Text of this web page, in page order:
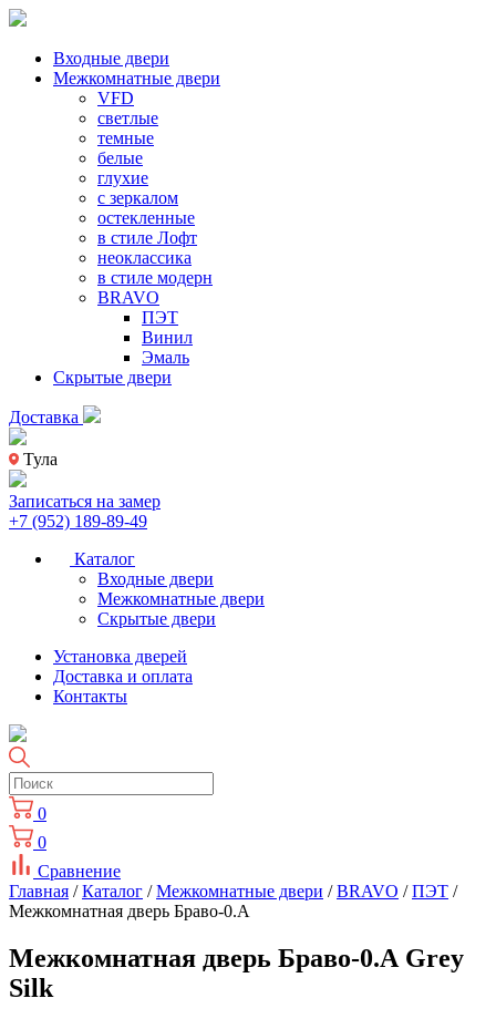
Входные двери
Межкомнатные двери
VFD
светлые
темные
белые
глухие
с зеркалом
остекленные
в стиле Лофт
неоклассика
в стиле модерн
BRAVO
ПЭТ
Винил
Эмаль
Скрытые двери
Доставка
Тула
Записаться на замер
+7 (952) 189-89-49
Каталог
Входные двери
Межкомнатные двери
Скрытые двери
Установка дверей
Доставка и оплата
Контакты
0
0
Сравнение
Главная /Каталог /Межкомнатные двери /BRAVO /ПЭТ /
Межкомнатная дверь Браво-0.А
Межкомнатная дверь Браво-0.А Grey
Silk